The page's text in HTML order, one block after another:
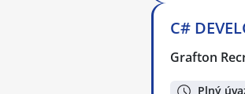
C#
Grafton
Plný